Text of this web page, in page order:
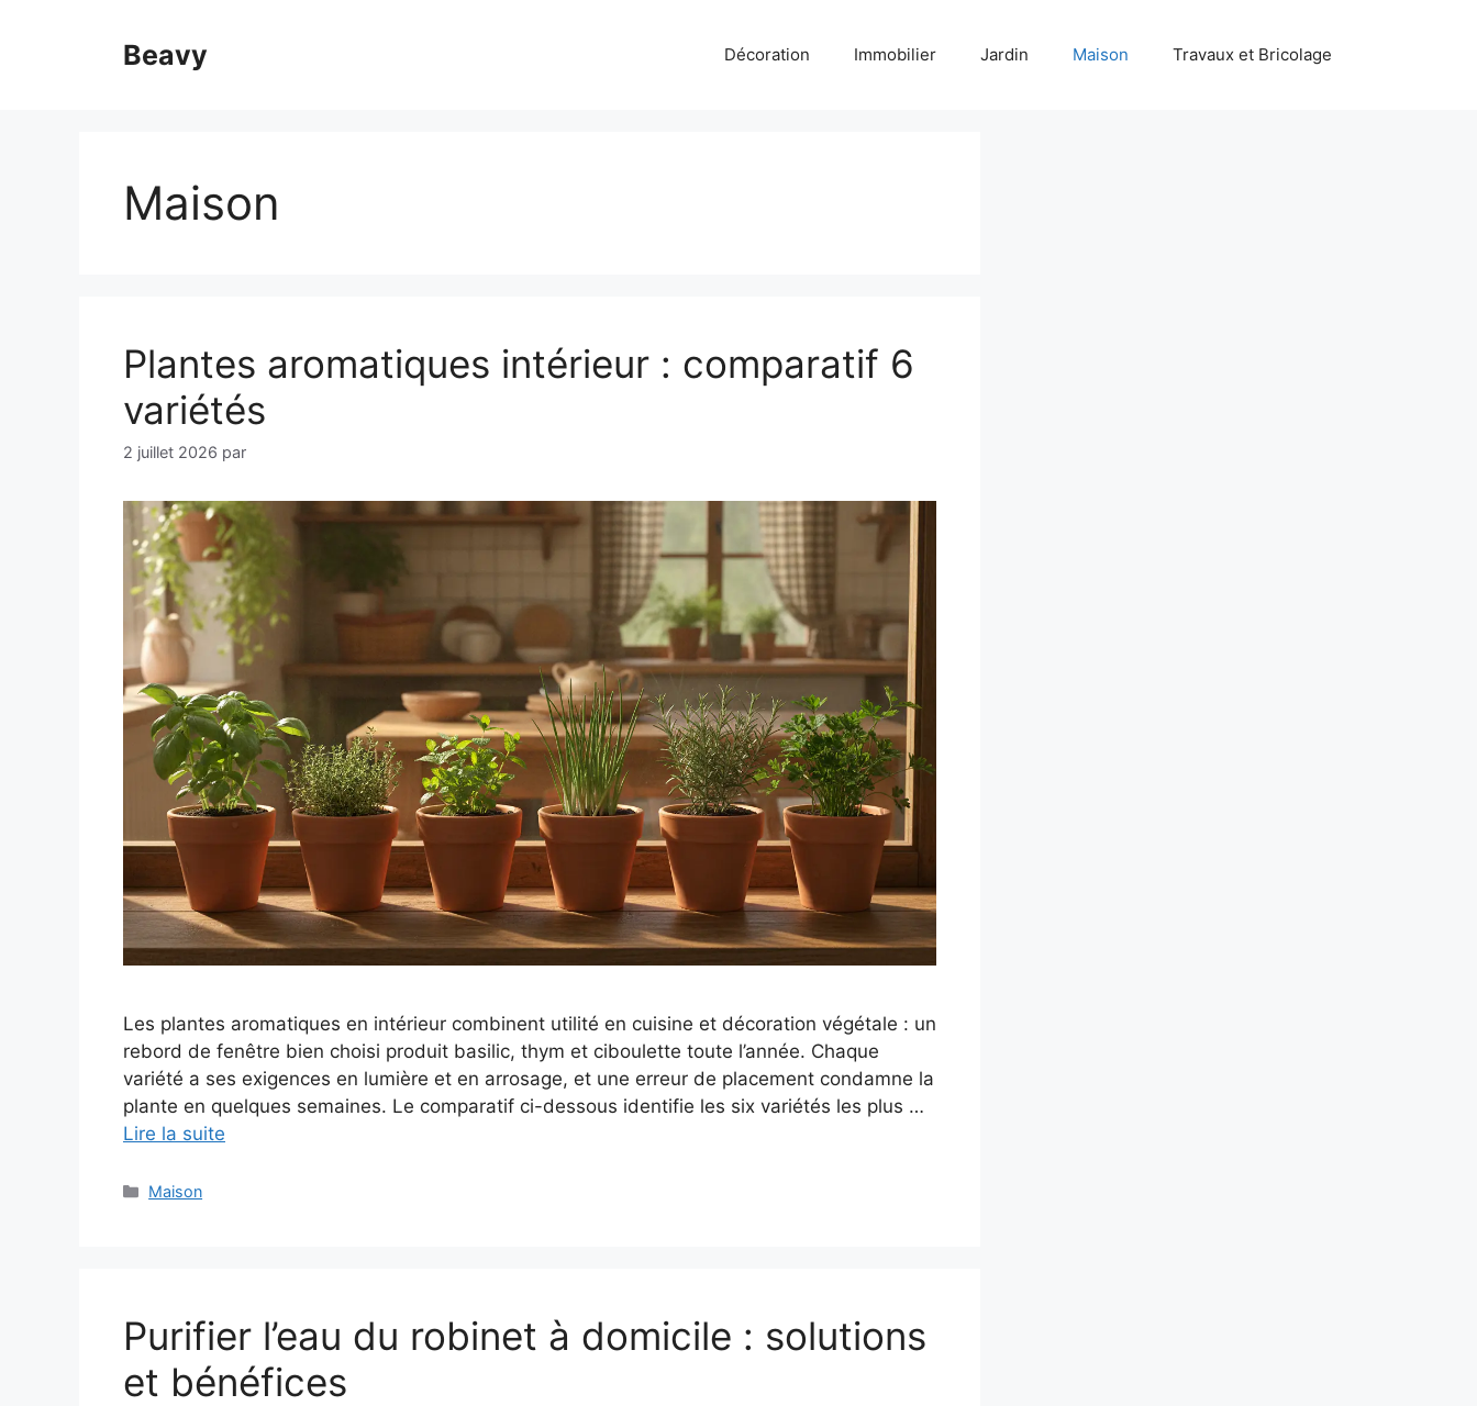
Beavy Décoration Immobilier Jardin Maison Travaux et Bricolage
Maison
Plantes aromatiques intérieur : comparatif 6
variétés
2 juillet 2026 par
Les plantes aromatiques en intérieur combinent utilité en cuisine et décoration végétale : un
rebord de fenêtre bien choisi produit basilic, thym et ciboulette toute l’année. Chaque
variété a ses exigences en lumière et en arrosage, et une erreur de placement condamne la
plante en quelques semaines. Le comparatif ci-dessous identifie les six variétés les plus …
Lire la suite
Catégories
Maison
Purifier l’eau du robinet à domicile : solutions
et bénéfices